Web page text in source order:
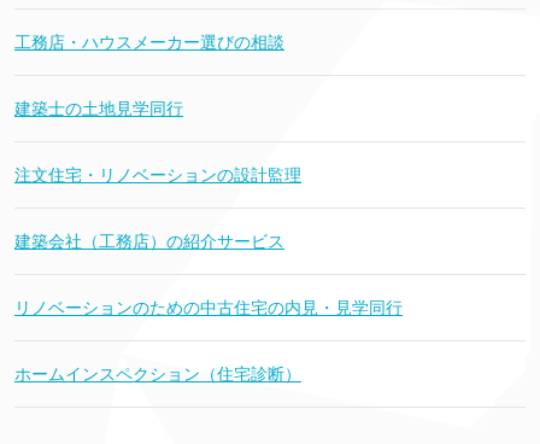
工務店・ハウスメーカー選びの相談
建築士の土地見学同行
注文住宅・リノベーションの設計監理
建築会社（工務店）の紹介サービス
リノベーションのための中古住宅の内見・見学同行
ホームインスペクション（住宅診断）